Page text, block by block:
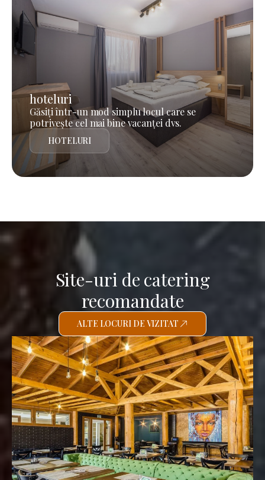
hoteluri
Găsiți într-un mod simplu locul care se
potrivește cel mai bine vacanței dvs.
HOTELURI
Site-uri de catering
recomandate
ALTE LOCURI DE VIZITAT